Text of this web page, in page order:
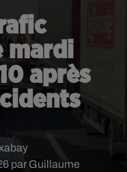
mardi
après
par Guillaume